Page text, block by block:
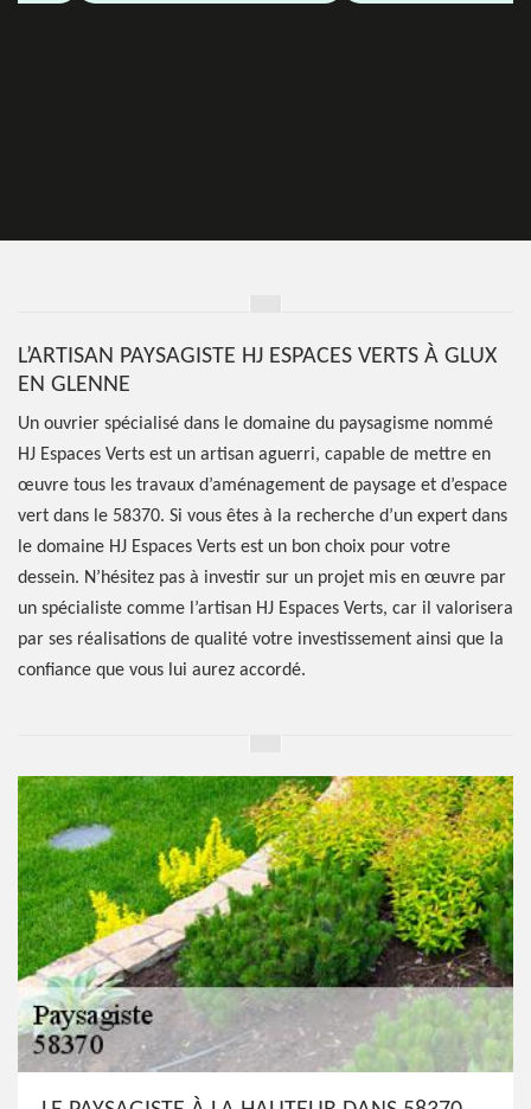
L’ARTISAN PAYSAGISTE HJ ESPACES VERTS À GLUX
EN GLENNE
Un ouvrier spécialisé dans le domaine du paysagisme nommé
HJ Espaces Verts est un artisan aguerri, capable de mettre en
œuvre tous les travaux d’aménagement de paysage et d’espace
vert dans le 58370. Si vous êtes à la recherche d’un expert dans
le domaine HJ Espaces Verts est un bon choix pour votre
dessein. N’hésitez pas à investir sur un projet mis en œuvre par
un spécialiste comme l’artisan HJ Espaces Verts, car il valorisera
par ses réalisations de qualité votre investissement ainsi que la
confiance que vous lui aurez accordé.